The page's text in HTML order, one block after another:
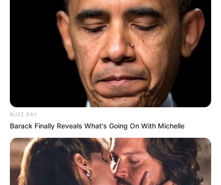
BUZZ DAY
Barack Finally Reveals What's Going On With Michelle